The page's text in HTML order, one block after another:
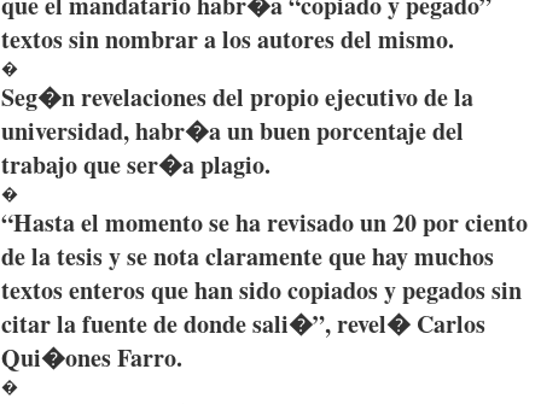
textossinnombrara losautoresdel mismo.
�
Seg�nrevelacionesdel propioejecutivode la
universidad,habr�aunbuenporcentajedel
trabajoqueser�aplagio.
�
“Hastael momentose harevisadoun 20porciento
de latesisy se notaclaramentequehaymuchos
textosenterosquehansidocopiadosypegadossin
citarlafuentededondesali�”,revel� Carlos
Qui�onesFarro.
�